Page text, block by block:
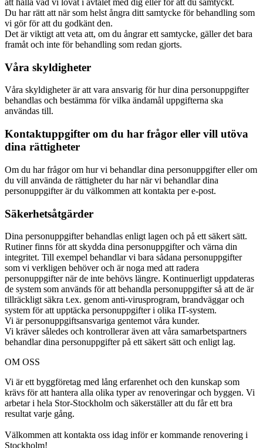
att hålla vad vi lovat i avtalet med dig eller för att du samtyckt.
Du har rätt att när som helst ångra ditt samtycke för behandling som
vi gör för att du godkänt den.
Det är viktigt att veta att, om du ångrar ett samtycke, gäller det bara
framåt och inte för behandling som redan gjorts.
Våra skyldigheter
Våra skyldigheter är att vara ansvarig för hur dina personuppgifter
behandlas och bestämma för vilka ändamål uppgifterna ska
användas till.
Kontaktuppgifter om du har frågor eller vill utöva
dina rättigheter
Om du har frågor om hur vi behandlar dina personuppgifter eller om
du vill använda de rättigheter du har när vi behandlar dina
personuppgifter är du välkommen att kontakta per e-post.
Säkerhetsåtgärder
Dina personuppgifter behandlas enligt lagen och på ett säkert sätt.
Rutiner finns för att skydda dina personuppgifter och värna din
integritet. Till exempel behandlar vi bara sådana personuppgifter
som vi verkligen behöver och är noga med att radera
personuppgifter när de inte behövs längre. Kontinuerligt uppdateras
de system som används för att behandla personuppgifter så att de är
tillräckligt säkra t.ex. genom anti-virusprogram, brandväggar och
system för att upptäcka personuppgifter i olika IT-system.
Vi är personuppgiftsansvariga gentemot våra kunder.
Vi kräver således och kontrollerar även att våra samarbetspartners
behandlar dina personuppgifter på ett säkert sätt och enligt lag.
OM OSS
Vi är ett byggföretag med lång erfarenhet och den kunskap som
krävs för att hantera alla olika typer av renoveringar och byggen. Vi
arbetar i hela Stor-Stockholm och säkerställer att du får ett bra
resultat varje gång.
Välkommen att kontakta oss idag inför er kommande renovering i
Stockholm!